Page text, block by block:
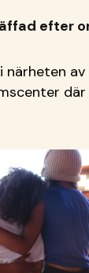
efter
närheten
där
familjer.